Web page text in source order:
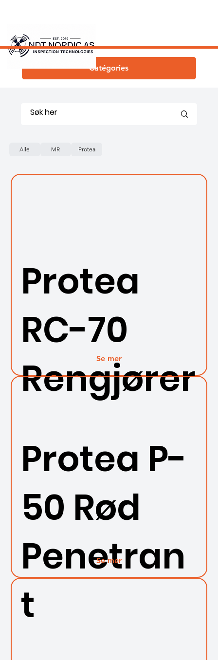
Catégories
Alle MR Protea
Protea
RC-70
Rengjører
Se mer
Protea P-
50 Rød
Penetran
t
Se mer